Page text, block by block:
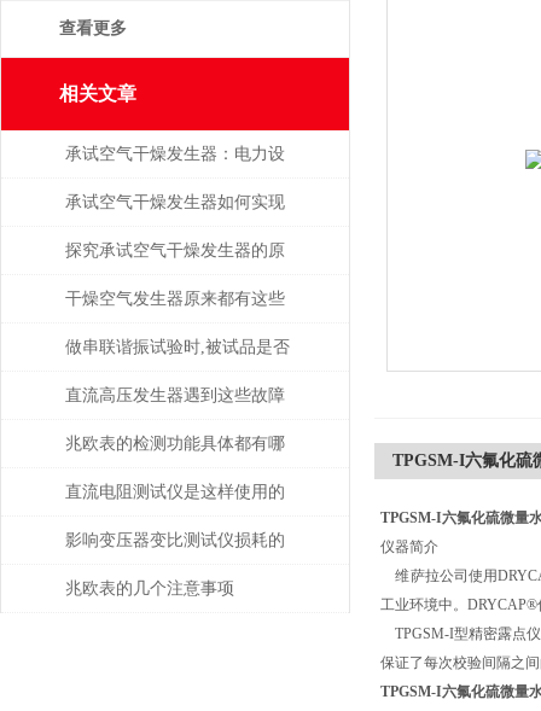
查看更多
相关文章
承试空气干燥发生器：电力设
备绝缘维护的守护者
承试空气干燥发生器如何实现
自动化控制？
探究承试空气干燥发生器的原
理与应用
干燥空气发生器原来都有这些
性能和特点
做串联谐振试验时,被试品是否
被击穿该如何判断？
直流高压发生器遇到这些故障
该如何处理？
兆欧表的检测功能具体都有哪
些？
直流电阻测试仪是这样使用的
吗？
影响变压器变比测试仪损耗的
主要因素是什么？
兆欧表的几个注意事项
TPGSM-I六氟化硫
TPGSM-I六氟化硫微量
仪器简介
维萨拉公司使用
工业环境中。
TPGSM-I型精密露点
保证了每次校验间隔之
TPGSM-I六氟化硫微量